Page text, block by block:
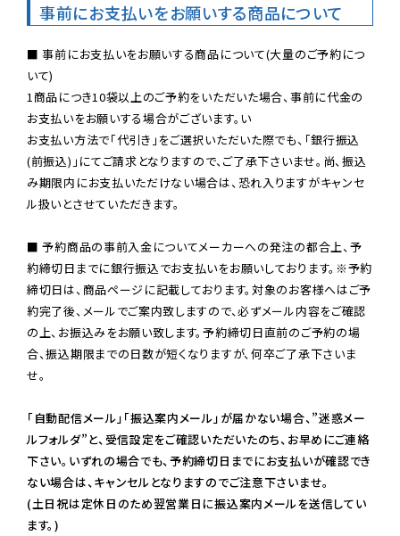
事前にお支払いをお願いする商品について
■ 事前にお支払いをお願いする商品について(大量のご予約につ
いて)
1商品につき10袋以上のご予約をいただいた場合、事前に代金の
お支払いをお願いする場合がございます。い
お支払い方法で「代引き」をご選択いただいた際でも、「銀行振込
(前振込)」にてご請求となりますので、ご了承下さいませ。尚、振込
み期限内にお支払いただけない場合は、恐れ入りますがキャンセ
ル扱いとさせていただきます。
■ 予約商品の事前入金についてメーカーへの発注の都合上、予
約締切日までに銀行振込でお支払いをお願いしております。※予約
締切日は、商品ページに記載しております。対象のお客様へはご予
約完了後、メールでご案内致しますので、必ずメール内容をご確認
の上、お振込みをお願い致します。予約締切日直前のご予約の場
合、振込期限までの日数が短くなりますが、何卒ご了承下さいま
せ。
「自動配信メール」「振込案内メール」が届かない場合、”迷惑メー
ルフォルダ”と、受信設定をご確認いただいたのち、お早めにご連絡
下さい。いずれの場合でも、予約締切日までにお支払いが確認でき
ない場合は、キャンセルとなりますのでご注意下さいませ。
(土日祝は定休日のため翌営業日に振込案内メールを送信してい
ます。)